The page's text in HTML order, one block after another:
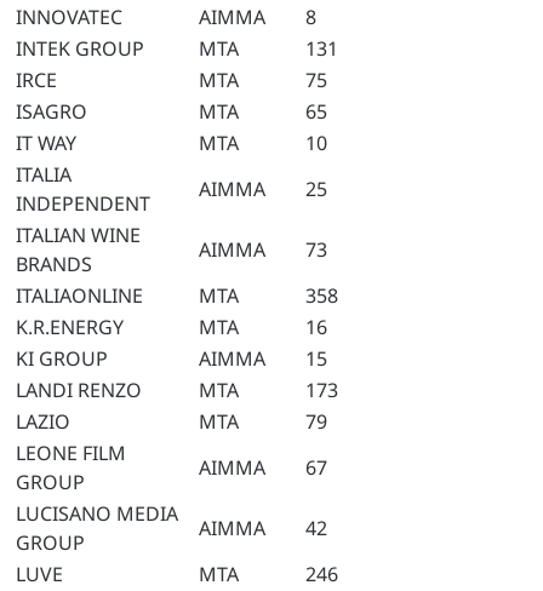
INNOVATEC
AIMMA
8
INTEK GROUP
MTA
131
IRCE
MTA
75
ISAGRO
MTA
65
IT WAY
MTA
10
ITALIA
INDEPENDENT
AIMMA
25
ITALIAN WINE
BRANDS
AIMMA
73
ITALIAONLINE
MTA
358
K.R.ENERGY
MTA
16
KI GROUP
AIMMA
15
LANDI RENZO
MTA
173
LAZIO
MTA
79
LEONE FILM
GROUP
AIMMA
67
LUCISANO MEDIA
GROUP
AIMMA
42
LUVE
MTA
246